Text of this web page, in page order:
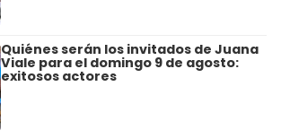
Quiénes serán los invitados de Juana
Viale para el domingo 9 de agosto:
exitosos actores